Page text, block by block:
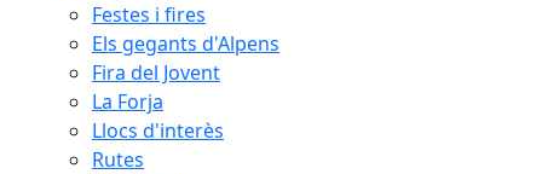
Festes i fires
Els gegants d'Alpens
Fira del Jovent
La Forja
Llocs d'interès
Rutes